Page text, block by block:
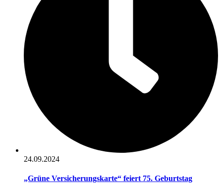
24.09.2024
„Grüne Versicherungskarte“ feiert 75. Geburtstag